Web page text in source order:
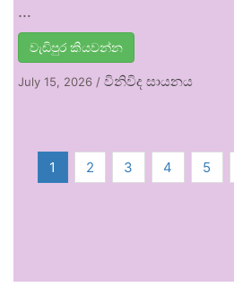
…
වැඩිපුර කියවන්න
July 15, 2026 / විනිවිද සායනය
1 2 3 4 5